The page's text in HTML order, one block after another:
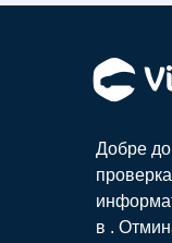
Добре
в .